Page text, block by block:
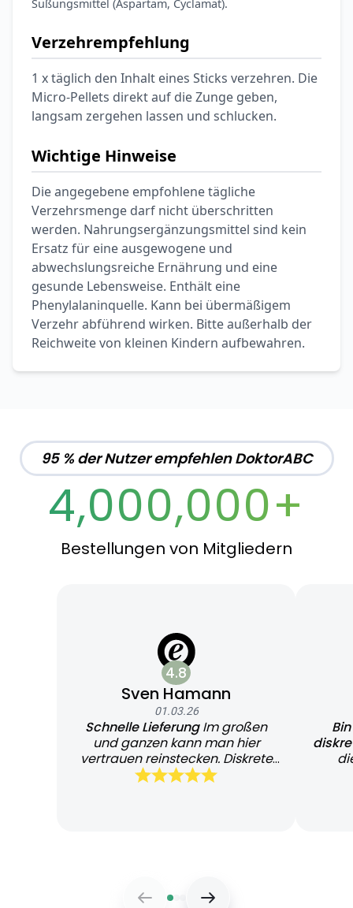
Süßungsmittel (Aspartam, Cyclamat).
Verzehrempfehlung
1 x täglich den Inhalt eines Sticks verzehren. Die
Micro-Pellets direkt auf die Zunge geben,
langsam zergehen lassen und schlucken.
Wichtige Hinweise
Die angegebene empfohlene tägliche
Verzehrsmenge darf nicht überschritten
werden. Nahrungsergänzungsmittel sind kein
Ersatz für eine ausgewogene und
abwechslungsreiche Ernährung und eine
gesunde Lebensweise. Enthält eine
Phenylalaninquelle. Kann bei übermäßigem
Verzehr abführend wirken. Bitte außerhalb der
Reichweite von kleinen Kindern aufbewahren.
95 % der Nutzer empfehlen DoktorABC
4,000,000+
Bestellungen von Mitgliedern
4.8
Sven Hamann
01.03.26
Schnelle LieferungIm großen
und ganzen kann man hier
vertrauen reinstecken. Diskrete
und schnelle Lieferung